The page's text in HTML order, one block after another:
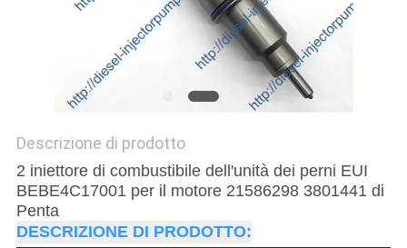
PRIVACY
Descrizione di prodotto
2 iniettore di combustibile dell'unità dei perni EUI
BEBE4C17001 per il motore 21586298 3801441 di
Penta
DESCRIZIONE DI PRODOTTO: